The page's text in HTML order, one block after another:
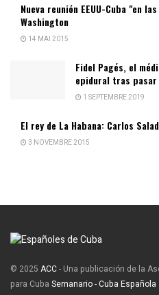
Nueva reunión EEUU-Cuba "en
Washington
14 MAI 2015
Fidel Pagés, el
epidural tras
1 SEPTEMBRE 2019
El rey de La Habana: Carlos
3 NOVEMBRE 2015
© 2025 ACC- Una publicación de la
para Cuba Semanario - Cuba Española